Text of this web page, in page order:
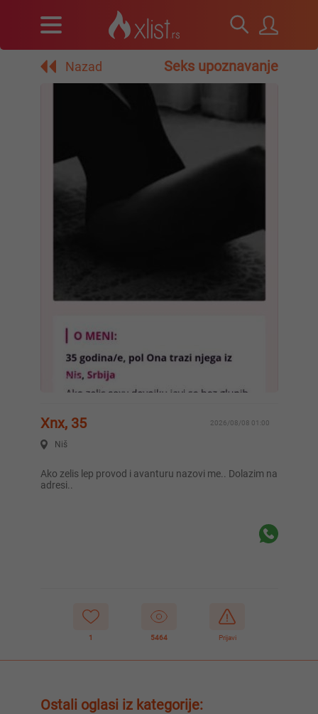
Nazad Seks upoznavanje
Xnx, 35 2026/08/08 01:00
Niš
Ako zelis lep provod i avanturu nazovi me.. Dolazim na
adresi..
1 5464 Prijavi
Ostali oglasi iz kategorije: